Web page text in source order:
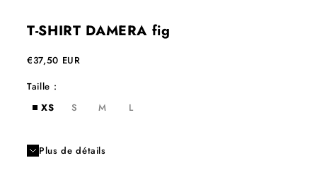
T-SHIRT DAMERA fig
Prix de vente
€37,50 EUR
Taille :
XS
S M L
Plus de détails